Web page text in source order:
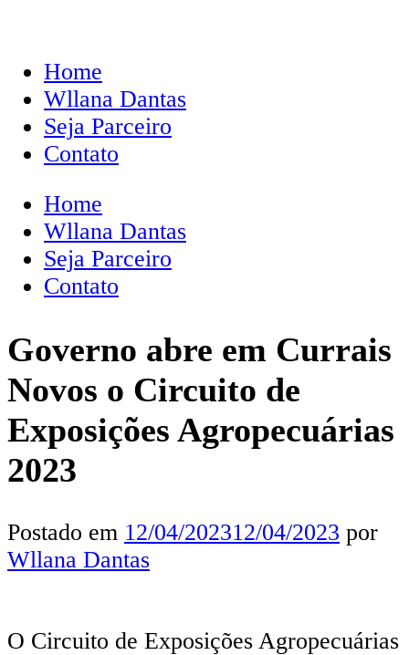
Home
Wllana Dantas
Seja Parceiro
Contato
Home
Wllana Dantas
Seja Parceiro
Contato
Governo abre em Currais
Novos o Circuito de
Exposições Agropecuárias
2023
Postado em 12/04/202312/04/2023 por
Wllana Dantas
O Circuito de Exposições Agropecuárias